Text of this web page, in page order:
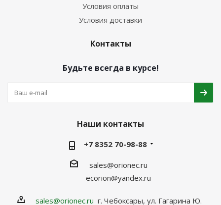
Условия оплаты
Условия доставки
Контакты
Будьте всегда в курсе!
Наши контакты
+7 8352 70-98-88
sales@orionec.ru
ecorion@yandex.ru
sales@orionec.ru г. Чебоксары, ул. Гагарина Ю.